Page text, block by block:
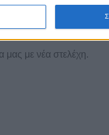
μας με νέα στελέχη.